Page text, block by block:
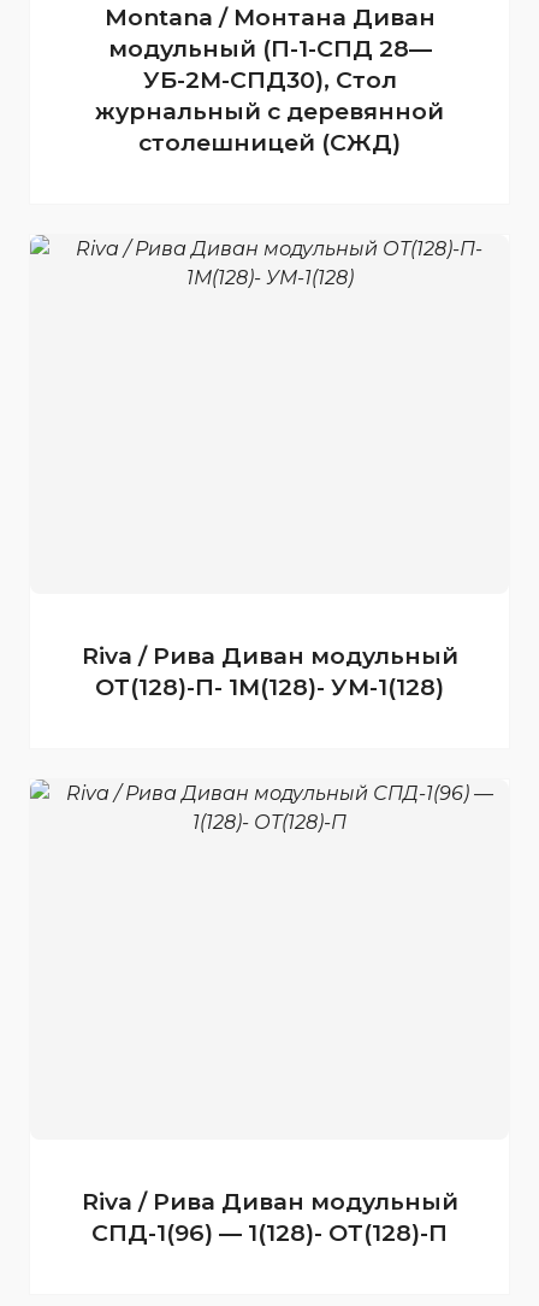
Montana / Монтана Диван
модульный (П-1-СПД 28—
УБ-2М-СПД30), Стол
журнальный с деревянной
столешницей (СЖД)
Riva / Рива Диван модульный
ОТ(128)-П- 1М(128)- УМ-1(128)
Riva / Рива Диван модульный
СПД-1(96) — 1(128)- ОТ(128)-П